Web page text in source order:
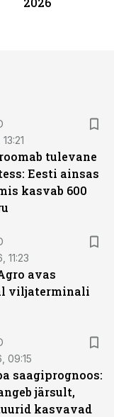
tulevane
Eesti ainsas
kasvab 600
11:23
avas
viljaterminali
09:15
saagiprognoos:
järsult,
kasvavad